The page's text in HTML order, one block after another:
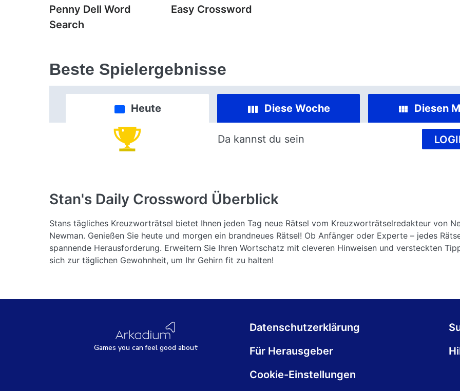
Penny Dell Word
Search
Easy Crossword
Beste Spielergebnisse
Heute Diese Woche Diesen
Da kannst du sein
Stan's Daily Crossword Überblick
Stans tägliches Kreuzworträtsel bietet Ihnen jeden Tag neue Rätsel vom Kreuzworträtselredakteur von
Newman. Genießen Sie heute und morgen ein brandneues Rätsel! Ob Anfänger oder Experte – jedes
spannende Herausforderung. Erweitern Sie Ihren Wortschatz mit cleveren Hinweisen und versteckten
sich zur täglichen Gewohnheit, um Ihr Gehirn fit zu halten!
Games you canfeel good about
Datenschutzerklärung
Für Herausgeber
Cookie-Einstellungen